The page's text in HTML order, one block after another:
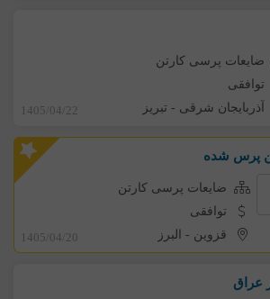
ضایعات پرسی کارتن
توافقی
آذربایجان شرقی - تبریز 1405/04/22
پرس شده
ضایعات پرسی کارتن
توافقی
قزوین - البرز 1405/04/20
عراق